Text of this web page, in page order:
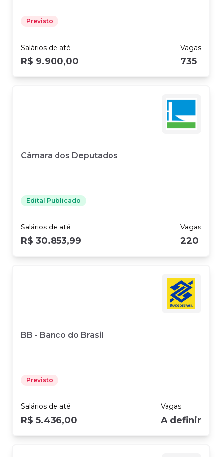
Previsto
Salários de até
R$ 9.900,00
Vagas
735
Câmara dos Deputados
Edital Publicado
Salários de até
R$ 30.853,99
Vagas
220
BB - Banco do Brasil
Previsto
Salários de até
R$ 5.436,00
Vagas
A definir